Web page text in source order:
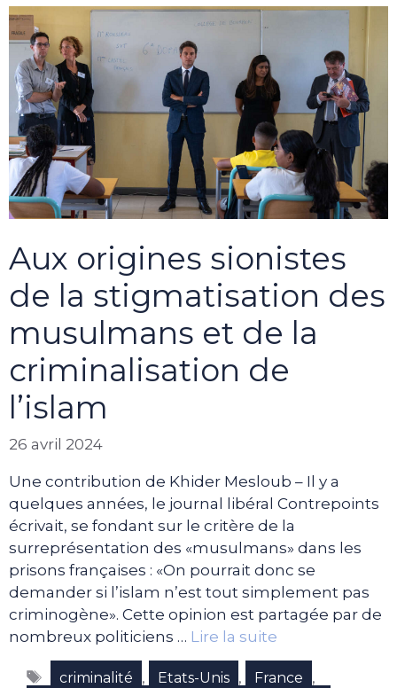
Aux origines sionistes
de la stigmatisation des
musulmans et de la
criminalisation de
l’islam
26 avril 2024
Une contribution de Khider Mesloub – Il y a
quelques années, le journal libéral Contrepoints
écrivait, se fondant sur le critère de la
surreprésentation des «musulmans» dans les
prisons françaises : «On pourrait donc se
demander si l’islam n’est tout simplement pas
criminogène». Cette opinion est partagée par de
nombreux politiciens … Lire la suite
Étiquettes
criminalité , Etats-Unis , France ,